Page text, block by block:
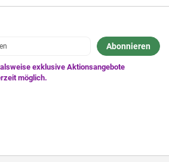
Abonnieren